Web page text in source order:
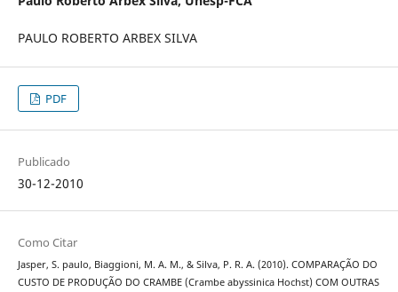
PAULO ROBERTO ARBEX SILVA
PDF
Publicado
30-12-2010
Como Citar
Jasper, S. paulo, Biaggioni, M. A. M., & Silva, P. R. A. (2010). COMPARAÇÃO DO
CUSTO DE PRODUÇÃO DO CRAMBE (Crambe abyssinica Hochst) COM OUTRAS